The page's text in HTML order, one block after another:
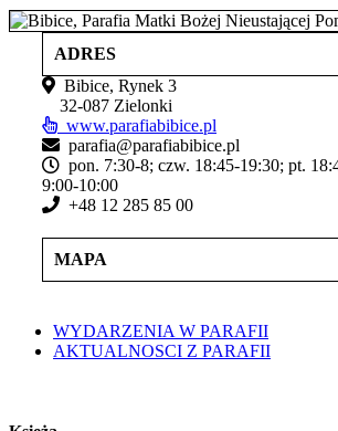
ADRES
Bibice, Rynek 3
32‑087 Zielonki
www.parafiabibice.pl
parafia@parafiabibice.pl
pon. 7:30-8; czw. 18:45-19:30; pt.
9:00-10:00
+48 12 285 85 00
MAPA
WYDARZENIA W PARAFII
AKTUALNOSCI Z PARAFII